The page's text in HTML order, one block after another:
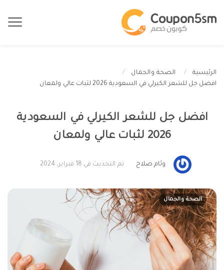
الرئيسية
الصحة والجمال
افضل جل للشعر الكيرلي في السعودية 2026 لثبات عالي ولمعان
افضل جل للشعر الكيرلي في السعودية
2026 لثبات عالي ولمعان
وئام صلاح تم التحديث في 18 فبراير، 2024
الصحة والجمال